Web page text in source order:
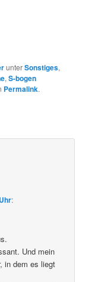
unterSonstiges,
,S-bogen
Permalink.
:
Und mein
in dem es liegt